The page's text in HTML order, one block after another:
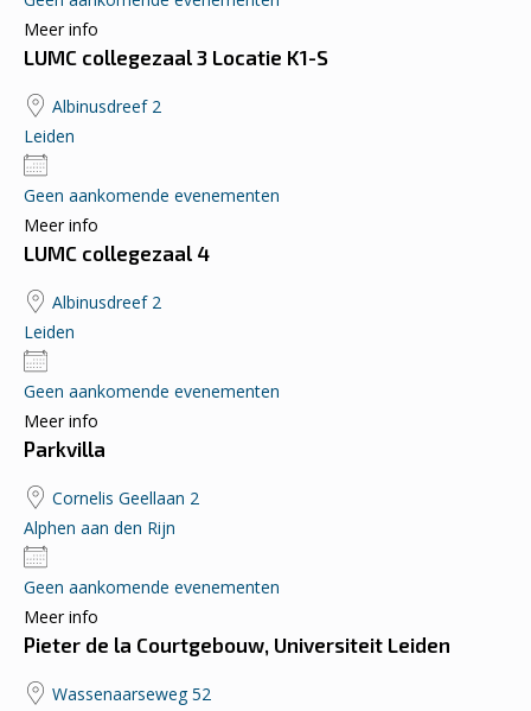
Meer info
LUMC collegezaal 3 Locatie K1-S
Albinusdreef 2
Leiden
Geen aankomende evenementen
Meer info
LUMC collegezaal 4
Albinusdreef 2
Leiden
Geen aankomende evenementen
Meer info
Parkvilla
Cornelis Geellaan 2
Alphen aan den Rijn
Geen aankomende evenementen
Meer info
Pieter de la Courtgebouw, Universiteit Leiden
Wassenaarseweg 52